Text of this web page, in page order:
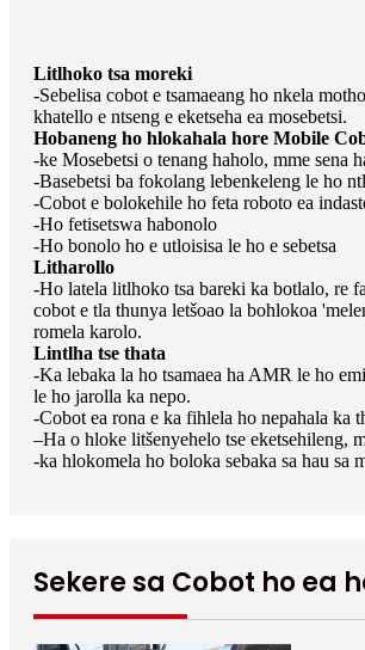
Litlhoko tsa moreki
-Sebelisa cobot e tsamaeang ho nkela
khatello e ntseng e eketseha ea mosebetsi.
Hobaneng ho hlokahala hore Mobile
-ke Mosebetsi o tenang haholo, mme sena
-Basebetsi ba fokolang lebenkeleng le ho
-Cobot e bolokehile ho feta roboto ea
-Ho fetisetswa habonolo
-Ho bonolo ho e utloisisa le ho e sebetsa
Litharollo
-Ho latela litlhoko tsa bareki ka botlalo, re
cobot e tla thunya letšoao la bohlokoa
romela karolo.
Lintlha tse thata
-Ka lebaka la ho tsamaea ha AMR le ho
le ho jarolla ka nepo.
-Cobot ea rona e ka fihlela ho nepahala ka
–Ha o hloke litšenyehelo tse eketsehileng,
-ka hlokomela ho boloka sebaka sa hau sa
Sekere sa Cobot ho ea